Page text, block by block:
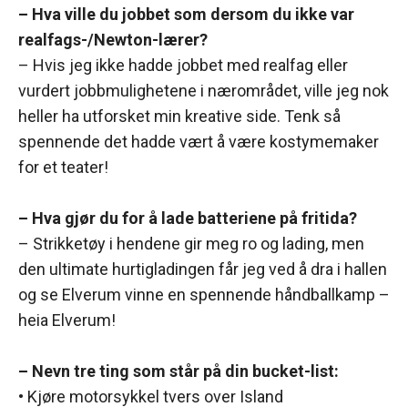
– Hva ville du jobbet som dersom du ikke var
realfags-/Newton-lærer?
– Hvis jeg ikke hadde jobbet med realfag eller
vurdert jobbmulighetene i nærområdet, ville jeg nok
heller ha utforsket min kreative side. Tenk så
spennende det hadde vært å være kostymemaker
for et teater!
– Hva gjør du for å lade batteriene på fritida?
– Strikketøy i hendene gir meg ro og lading, men
den ultimate hurtigladingen får jeg ved å dra i hallen
og se Elverum vinne en spennende håndballkamp –
heia Elverum!
– Nevn tre ting som står på din bucket-list:
• Kjøre motorsykkel tvers over Island